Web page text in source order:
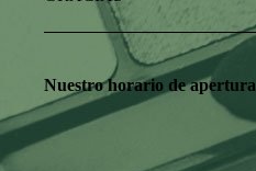
Nuestro horario de apertura